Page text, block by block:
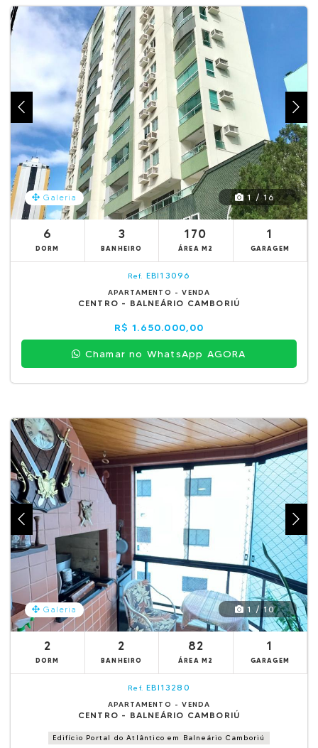
Galeria 1 / 16
6
DORM
3
BANHEIRO
170
ÁREA M2
1
GARAGEM
Ref. EBI13096
APARTAMENTO - VENDA
CENTRO - BALNEÁRIO CAMBORIÚ
R$ 1.650.000,00
Chamar no WhatsApp AGORA
Galeria 1 / 10
2
DORM
2
BANHEIRO
82
ÁREA M2
1
GARAGEM
Ref. EBI13280
APARTAMENTO - VENDA
CENTRO - BALNEÁRIO CAMBORIÚ
Edifício Portal do Atlântico em Balneário Camboriú